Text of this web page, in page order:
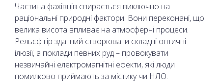
Частина фахівців спирається виключно на
раціональні природні фактори. Вони переконані, що
велика висота впливає на атмосферні процеси.
Рельєф гір здатний створювати складні оптичні
ілюзії, а поклади певних руд – провокувати
незвичайні електромагнітні ефекти, які люди
помилково приймають за містику чи НЛО.